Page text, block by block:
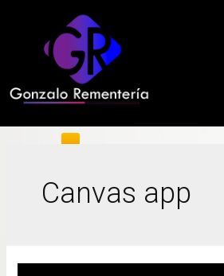
Canvas app